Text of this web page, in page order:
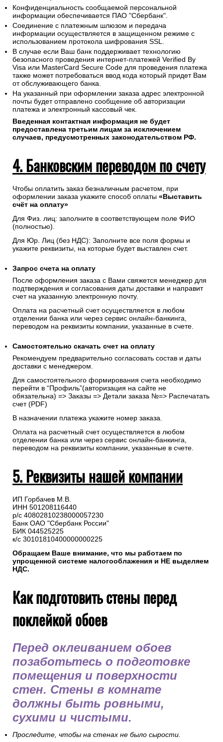
Конфиденциальность сообщаемой персональной
информации обеспечивается ПАО "Сбербанк".
Соединение с платежным шлюзом и передача
информации осуществляется в защищенном режиме с
использованием протокола шифрования SSL.
В случае если Ваш банк поддерживает технологию
безопасного проведения интернет-платежей Verified By
Visa или MasterCard Secure Code для проведения платежа
также может потребоваться ввод кода который придет Вам
от обслуживающего банка.
На указанный при оформлении заказа адрес электронной
почты будет отправлено сообщение об авторизации
платежа и электронный кассовый чек.
Введенная контактная информация не будет
предоставлена третьим лицам за исключением
случаев, предусмотренных законодательством РФ.
4. Банковским переводом по счету
Чтобы оплатить заказ безналичным расчетом, при
оформлении заказа укажите способ оплаты «Выставить
счёт на оплату»
Для Физ. лиц: заполните в соответствующем поле ФИО
(полностью).
Для Юр. Лиц (без НДС): Заполните все поля формы и
укажите реквизиты, на которые будет выставлен счет.
Запрос счета на оплату
После оформления заказа с Вами свяжется менеджер для
подтверждения и согласования даты доставки и направит
счет на указанную электронную почту.
Оплата на расчетный счет осуществляется в любом
отделении банка или через сервис онлайн-банкинга,
переводом на реквизиты компании, указанные в счете.
Самостоятельно скачать счет на оплату
Рекомендуем предварительно согласовать состав и даты
доставки с менеджером.
Для самостоятельного формирования счета необходимо
перейти в “Профиль”(авторизация на сайте не
обязательна) => Заказы => Детали заказа №=> Распечатать
счет (PDF)
В назначении платежа укажите номер заказа.
Оплата на расчетный счет осуществляется в любом
отделении банка или через сервис онлайн-банкинга,
переводом на реквизиты компании, указанные в счете.
5. Реквизиты нашей компании
ИП Горбачев М.В.
ИНН 501208116440
р/с 40802810238000057230
Банк ОАО "Сбербанк России"
БИК 044525225
к/с 30101810400000000225
Обращаем Ваше внимание, что мы работаем по
упрощенной системе налогооблажения и НЕ выделяем
НДС.
Как подготовить стены перед
поклейкой обоев
Перед оклеиванием обоев
позаботьтесь о подготовке
помещения и поверхности
стен. Стены в комнате
должны быть ровными,
сухими и чистыми.
Проследите, чтобы на стенах не было сырости.